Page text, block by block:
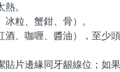
。
粒、蟹鉗、骨）。
、咖喱、醬油），至少頭
片邊緣同牙龈線位；如